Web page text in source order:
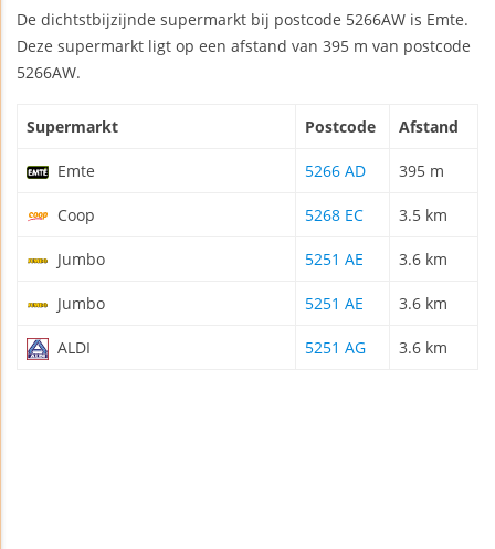
De dichtstbijzijnde supermarkt bij postcode 5266AW is Emte.
Deze supermarkt ligt op een afstand van 395 m van postcode
5266AW.
Supermarkt Postcode Afstand
Emte 5266 AD 395 m
Coop 5268 EC 3.5 km
Jumbo 5251 AE 3.6 km
Jumbo 5251 AE 3.6 km
ALDI 5251 AG 3.6 km